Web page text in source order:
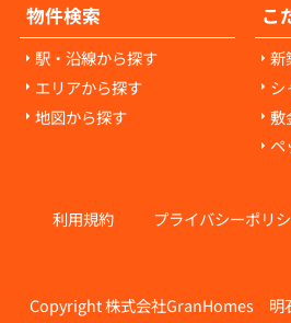
物件検索
駅・沿線から探す
エリアから探す
地図から探す
こ
新
シ
敷
ペ
利用規約 プライバシーポリ
Copyright 株式会社GranHomes 明